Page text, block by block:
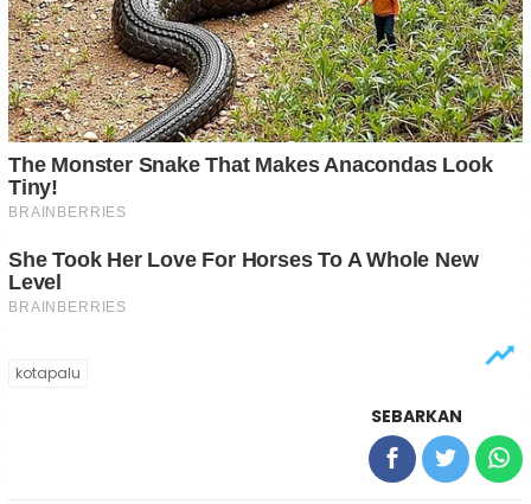
kotapalu
SEBARKAN